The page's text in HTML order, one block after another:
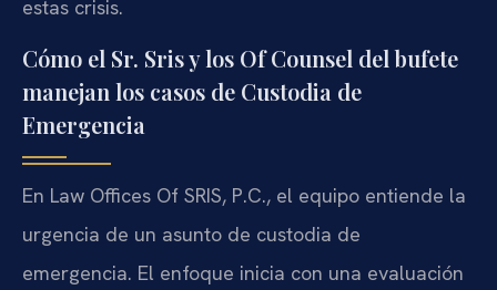
estas crisis.
Cómo el Sr. Sris y los Of Counsel del bufete
manejan los casos de Custodia de
Emergencia
En Law Offices Of SRIS, P.C., el equipo entiende la
urgencia de un asunto de custodia de
emergencia. El enfoque inicia con una evaluación